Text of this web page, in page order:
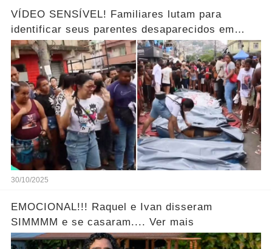
VÍDEO SENSÍVEL! Familiares lutam para
identificar seus parentes desaparecidos em
meio aos corpos ao horror… Ver mais!
30/10/2025
EMOCIONAL!!! Raquel e Ivan disseram
SIMMMM e se casaram.... Ver mais